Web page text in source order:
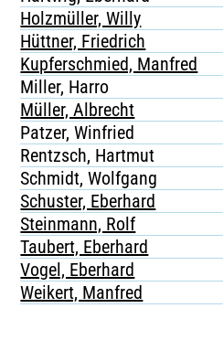
Holzmüller, Willy
Hüttner, Friedrich
Kupferschmied, Manfred
Miller, Harro
Müller, Albrecht
Patzer, Winfried
Rentzsch, Hartmut
Schmidt, Wolfgang
Schuster, Eberhard
Steinmann, Rolf
Taubert, Eberhard
Vogel, Eberhard
Weikert, Manfred